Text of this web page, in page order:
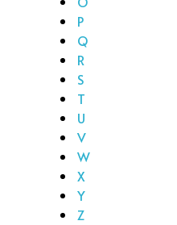
P
Q
R
S
T
U
V
W
X
Y
Z